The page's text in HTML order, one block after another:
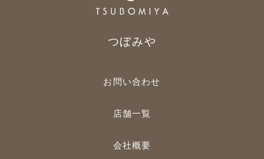
つぼみや
お問い合わせ
店舗一覧
会社概要